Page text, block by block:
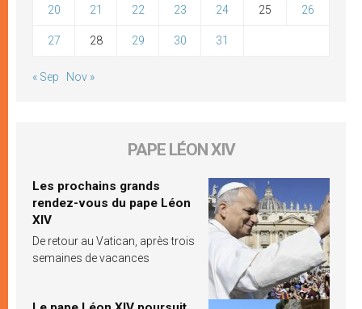
20 21 22 23 24 25 26
27 28 29 30 31
« Sep Nov »
PAPE LÉON XIV
Les prochains grands
rendez-vous du pape Léon
XIV
De retour au Vatican, après trois
semaines de vacances